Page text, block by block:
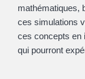
mathématiques,
ces simulations
ces concepts en
qui pourront